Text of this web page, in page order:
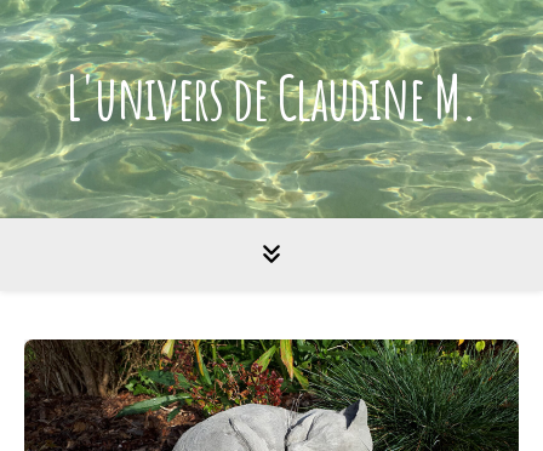
L'univers de Claudine M.